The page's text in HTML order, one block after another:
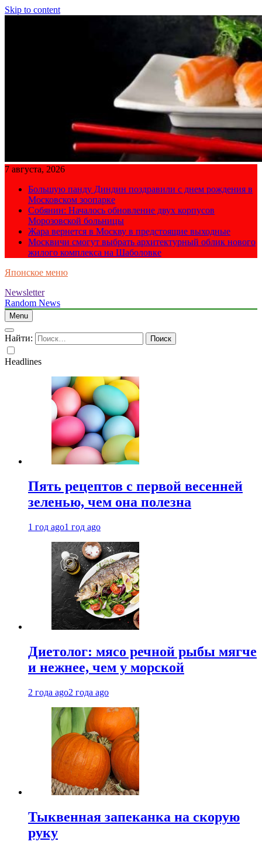
Skip to content
7 августа, 2026
Большую панду Диндин поздравили с днем рождения в
Московском зоопарке
Собянин: Началось обновление двух корпусов
Морозовской больницы
Жара вернется в Москву в предстоящие выходные
Москвичи смогут выбрать архитектурный облик нового
жилого комплекса на Шаболовке
Японское меню
Newsletter
Random News
Menu
Найти:
Headlines
Пять рецептов с первой весенней
зеленью, чем она полезна
1 год ago1 год ago
Диетолог: мясо речной рыбы мягче
и нежнее, чем у морской
2 года ago2 года ago
Тыквенная запеканка на скорую
руку